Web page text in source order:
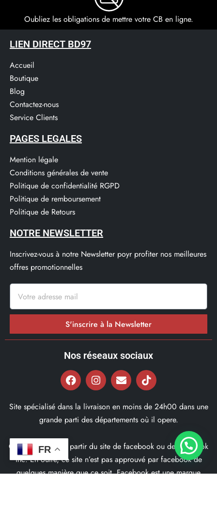
Oubliez les obligations de mettre votre CB en ligne.
LIEN DIRECT BD97
Accueil
Boutique
Blog
Contactez-nous
Service Clients​
PAGES LEGALES
Mention légale
Conditions générales de vente
Politique de confidentialité RGPD
Politique de remboursement
Politique de Retours
NOTRE NEWSLETTER
Inscrivez-vous à notre Newsletter poyr profiter nos meilleures
offres promotionnelles
S'inscrire à la Newsletter
Nos réseaux sociaux
Site spécialisé dans la livraison en moins de 24h00 dans une
grande parti des départements où il opere.
Ce site ne fait pas partir du site de facebook ou de facebook
inc. En outre, ce site n’est pas approuvé par facebook de
quelques manière que ce soit. Facebook est une marque
FR